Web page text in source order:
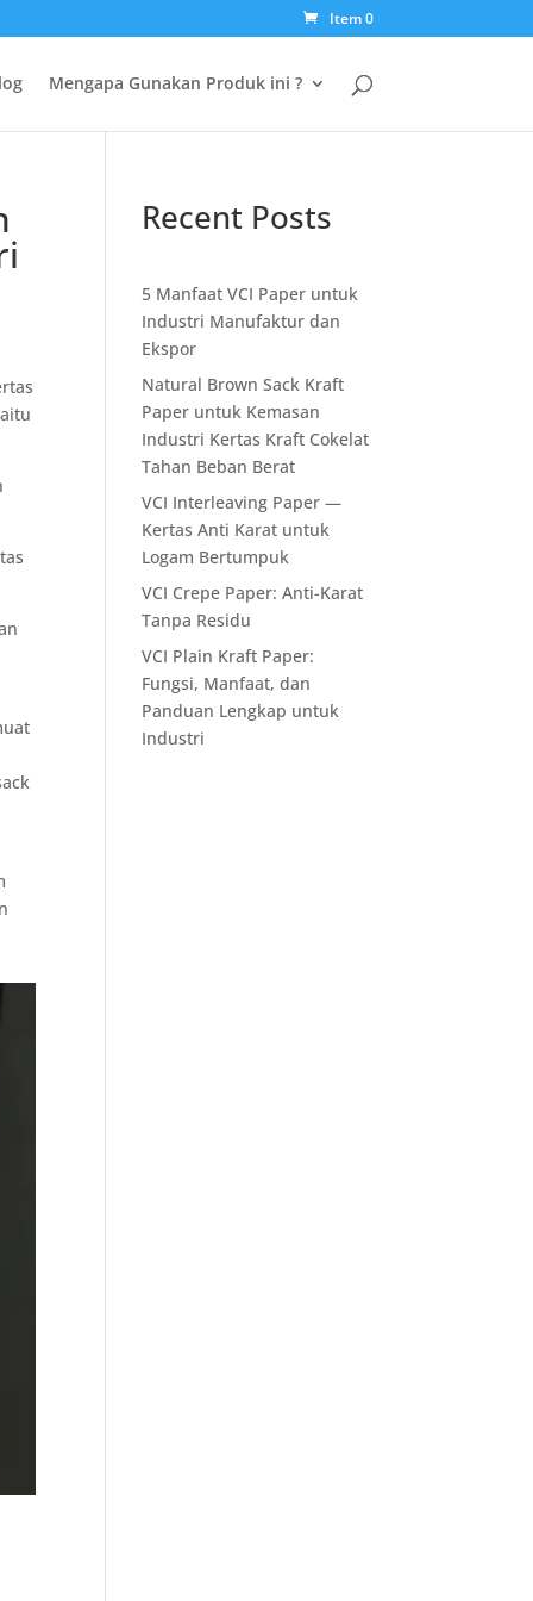
Item 0
Mengapa Gunakan Produk ini ?
Recent Posts
5 Manfaat VCI Paper untuk
Industri Manufaktur dan
Ekspor
Natural Brown Sack Kraft
Paper untuk Kemasan
Industri Kertas Kraft Cokelat
Tahan Beban Berat
VCI Interleaving Paper —
Kertas Anti Karat untuk
Logam Bertumpuk
VCI Crepe Paper: Anti-Karat
Tanpa Residu
VCI Plain Kraft Paper:
Fungsi, Manfaat, dan
Panduan Lengkap untuk
Industri